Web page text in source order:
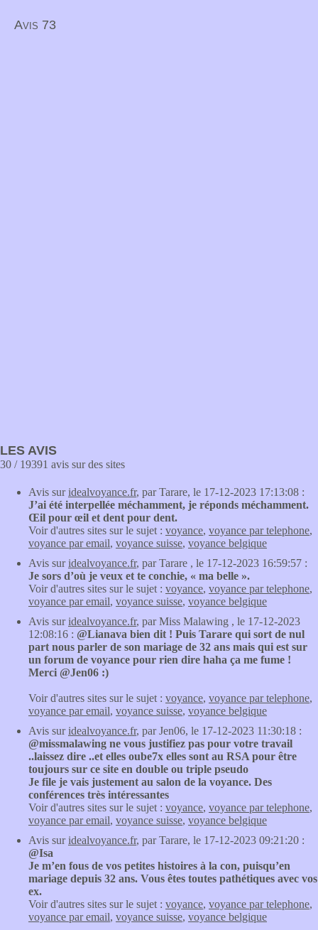
Avis 73
LES AVIS
30 / 19391 avis sur des sites
Avis suridealvoyance.fr, par Tarare, le 17-12-2023 17:13:08 :
J’ai été interpellée méchamment, je réponds méchamment.
Œil pour œil et dent pour dent.
Voir d'autres sites sur le sujet : voyance, voyance par telephone,
voyance par email, voyance suisse, voyance belgique
Avis suridealvoyance.fr, par Tarare , le 17-12-2023 16:59:57 :
Je sors d’où je veux et te conchie, « ma belle ».
Voir d'autres sites sur le sujet : voyance, voyance par telephone,
voyance par email, voyance suisse, voyance belgique
Avis suridealvoyance.fr, par Miss Malawing , le 17-12-2023
12:08:16 : @Lianava bien dit ! Puis Tarare qui sort de nul
part nous parler de son mariage de 32 ans mais qui est sur
un forum de voyance pour rien dire haha ça me fume !
Merci @Jen06 :)
Voir d'autres sites sur le sujet : voyance, voyance par telephone,
voyance par email, voyance suisse, voyance belgique
Avis suridealvoyance.fr, par Jen06, le 17-12-2023 11:30:18 :
@missmalawing ne vous justifiez pas pour votre travail
..laissez dire ..et elles oube7x elles sont au RSA pour être
toujours sur ce site en double ou triple pseudo
Je file je vais justement au salon de la voyance. Des
conférences très intéressantes
Voir d'autres sites sur le sujet : voyance, voyance par telephone,
voyance par email, voyance suisse, voyance belgique
Avis suridealvoyance.fr, par Tarare, le 17-12-2023 09:21:20 :
@Isa
Je m’en fous de vos petites histoires à la con, puisqu’en
mariage depuis 32 ans. Vous êtes toutes pathétiques avec vos
ex.
Voir d'autres sites sur le sujet : voyance, voyance par telephone,
voyance par email, voyance suisse, voyance belgique